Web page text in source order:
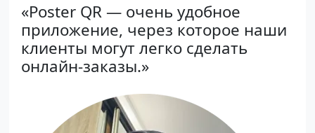
«Poster QR — очень удобное
приложение, через которое наши
клиенты могут легко сделать
онлайн-заказы.»